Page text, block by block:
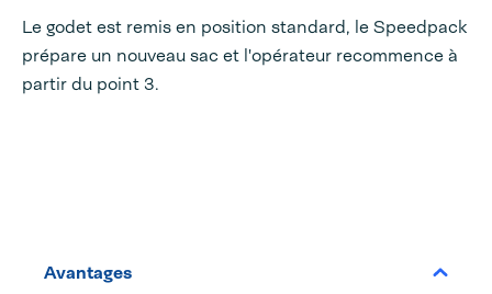
Le godet est remis en position standard, le Speedpack
prépare un nouveau sac et l'opérateur recommence à
partir du point 3.
Avantages